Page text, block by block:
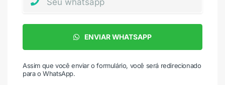
ENVIAR WHATSAPP
Assim que você enviar o formulário, você será redirecionado
para o WhatsApp.